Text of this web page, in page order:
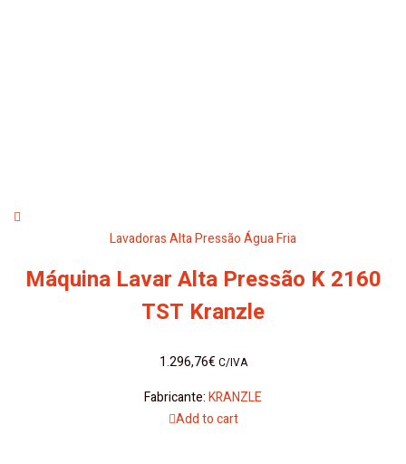
Lavadoras Alta Pressão Água Fria
Máquina Lavar Alta Pressão K 2160
TST Kranzle
1.296,76€ C/IVA
Fabricante:KRANZLE
Add to cart